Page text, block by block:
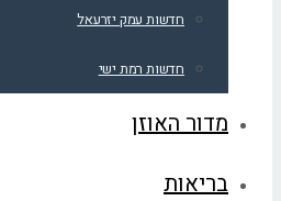
חדשות עמק יזרעאל
חדשות רמת ישי
מדור האוזן
בריאות